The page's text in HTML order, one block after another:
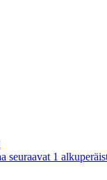
seuraavat 1